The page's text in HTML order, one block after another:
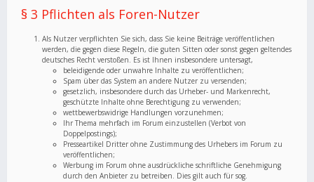
§ 3 Pflichten als Foren-Nutzer
Als Nutzer verpflichten Sie sich, dass Sie keine Beiträge veröffentlichen
werden, die gegen diese Regeln, die guten Sitten oder sonst gegen geltendes
deutsches Recht verstoßen. Es ist Ihnen insbesondere untersagt,
beleidigende oder unwahre Inhalte zu veröffentlichen;
Spam über das System an andere Nutzer zu versenden;
gesetzlich, insbesondere durch das Urheber- und Markenrecht,
geschützte Inhalte ohne Berechtigung zu verwenden;
wettbewerbswidrige Handlungen vorzunehmen;
Ihr Thema mehrfach im Forum einzustellen (Verbot von
Doppelpostings);
Presseartikel Dritter ohne Zustimmung des Urhebers im Forum zu
veröffentlichen;
Werbung im Forum ohne ausdrückliche schriftliche Genehmigung
durch den Anbieter zu betreiben. Dies gilt auch für sog.